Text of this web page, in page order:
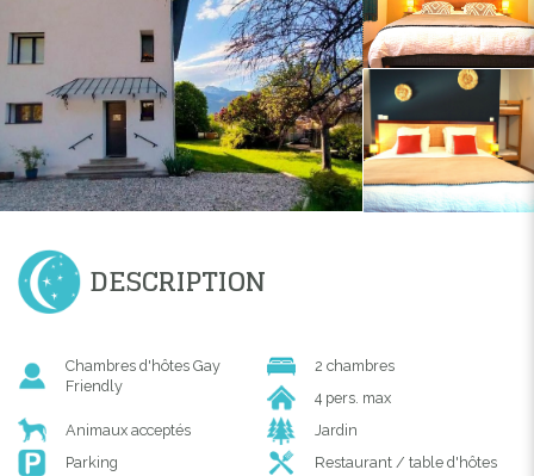
DESCRIPTION
Chambres d'hôtes Gay
Friendly
2 chambres
4 pers. max
Animaux acceptés
Jardin
Parking
Restaurant / table d'hôtes